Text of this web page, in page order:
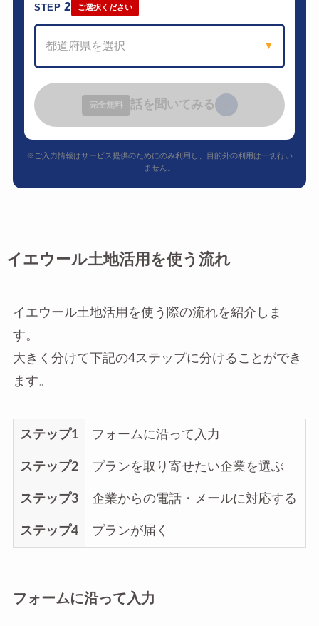
STEP2 ご選択ください
都道府県を選択 ▼
完全無料 話を聞いてみる
※ご入力情報はサービス提供のためにのみ利用し、目的外の利用は一切行い
ません。
イエウール土地活用を使う流れ
イエウール土地活用を使う際の流れを紹介しま
す。
大きく分けて下記の4ステップに分けることができ
ます。
ステップ1 フォームに沿って入力
ステップ2 プランを取り寄せたい企業を選ぶ
ステップ3 企業からの電話・メールに対応する
ステップ4 プランが届く
フォームに沿って入力